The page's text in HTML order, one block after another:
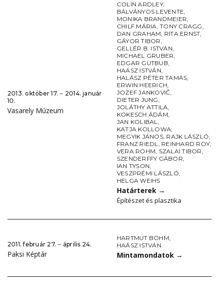
2013. október 17. ‒ 2014. január
10.
Vasarely Múzeum
COLIN ARDLEY,
BÁLVÁNYOS LEVENTE,
MONIKA BRANDMEIER,
CHILF MÁRIA,TONY CRAGG,
DAN GRAHAM, RITA ERNST,
GÁYOR TIBOR,
GELLÉR B. ISTVÁN,
MICHAEL GRUBER,
EDGAR GUTBUB,
HAÁSZ ISTVÁN,
HALÁSZ PÉTER TAMÁS,
ERWIN HEERICH,
JOZEF JANKOVIČ,
DIETER JUNG,
JOLÁTHY ATTILA,
KOKESCH ÁDÁM,
JAN KOLIBAL,
KATJA KOLLOWA,
MEGYIK JÁNOS, RAJK LÁSZLÓ,
FRANZ RIEDL, REINHARD ROY,
VERA RÖHM, SZALAI TIBOR,
SZENDERFFY GÁBOR,
IAN TYSON,
VESZPRÉMI LÁSZLÓ,
HELGA WEIHS
Határterek →
Építészet és plasztika
2011. február 27. ‒ április 24.
Paksi Képtár
HARTMUT BÖHM,
HAÁSZ ISTVÁN
Mintamondatok →